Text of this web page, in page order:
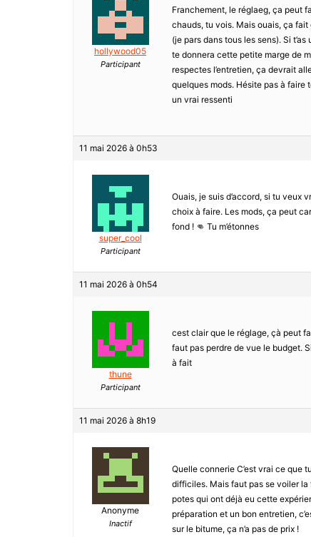
hollywood05
Participant
Franchement, le réglaeg, ça peut
chauds, tu vois. Mais ouais, ça fait
(je pars dans tous les sens). Si
te donnera cette petite marge de
respectes l’entretien, ça devrait
quelques mods. Hésite pas à faire
un vrai ressenti
11 mai 2026 à 0h53
super_cool
Participant
Ouais, je suis d’accord, si tu veux
choix à faire. Les mods, ça peut
fond ! 👊 Tu m’étonnes
11 mai 2026 à 0h54
thune
Participant
cest clair que le réglage, çà peut
faut pas perdre de vue le budget.
à fait
11 mai 2026 à 8h19
Anonyme
Inactif
Quelle connerie C’est vrai ce que
difficiles. Mais faut pas se voiler
potes qui ont déjà eu cette
préparation et un bon entretien,
sur le bitume, ça n’a pas de prix !